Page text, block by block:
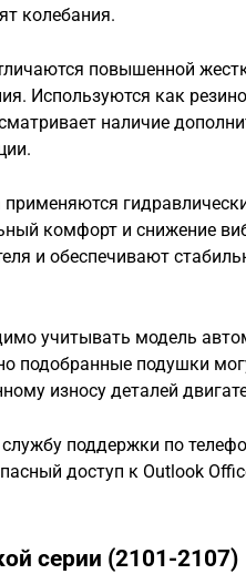
колебания.
повышенной
Используются как
наличие
комфорт и снижение
и обеспечивают
учитывать модель
подобранные подушки
износу деталей
поддержки по
доступ к Outlook
серии (2101-2107)